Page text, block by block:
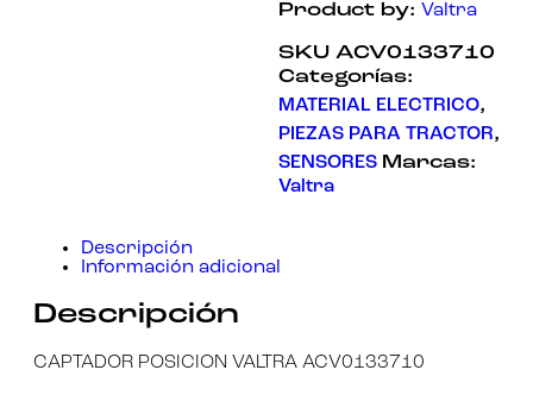
Product by: Valtra
SKU ACV0133710
Categorías:
MATERIAL ELECTRICO,
PIEZAS PARA TRACTOR,
SENSORES Marcas:
Valtra
Descripción
Información adicional
Descripción
CAPTADOR POSICION VALTRA ACV0133710
Para que
nuestra web
funcione lo
mejor posible